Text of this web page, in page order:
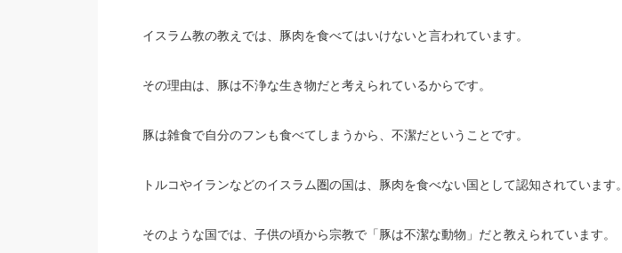
イスラム教の教えでは、豚肉を食べてはいけないと言われています。
その理由は、豚は不浄な生き物だと考えられているからです。
豚は雑食で自分のフンも食べてしまうから、不潔だということです。
トルコやイランなどのイスラム圏の国は、豚肉を食べない国として認知されています。
そのような国では、子供の頃から宗教で「豚は不潔な動物」だと教えられています。